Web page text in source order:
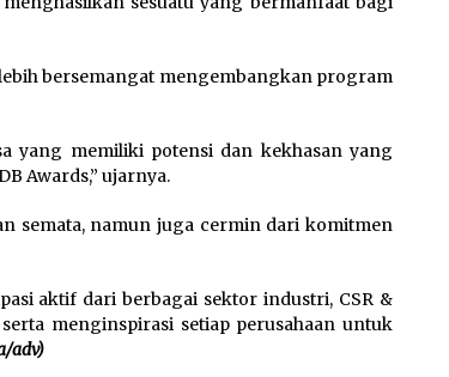
bersemangat mengembangkan program
yang memiliki potensi dan kekhasan yang
Awards,” ujarnya.
semata, namun juga cermin dari komitmen
aktif dari berbagai sektor industri, CSR &
menginspirasi setiap perusahaan untuk
adv)